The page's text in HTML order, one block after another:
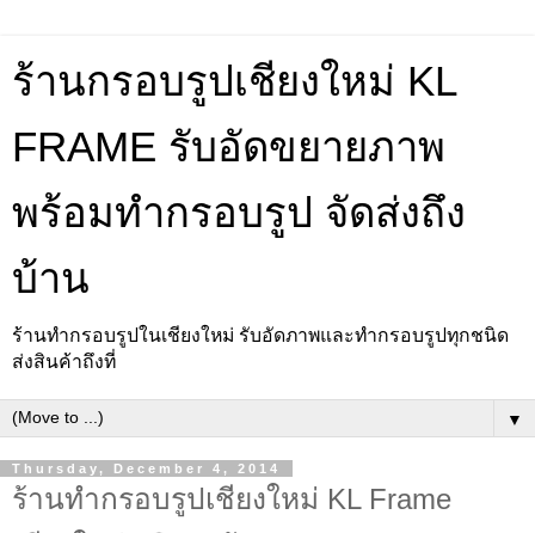
ร้านกรอบรูปเชียงใหม่ KL
FRAME รับอัดขยายภาพ
พร้อมทำกรอบรูป จัดส่งถึง
บ้าน
ร้านทำกรอบรูปในเชียงใหม่ รับอัดภาพและทำกรอบรูปทุกชนิด
ส่งสินค้าถึงที่
▼
Thursday, December 4, 2014
ร้านทำกรอบรูปเชียงใหม่ KL Frame